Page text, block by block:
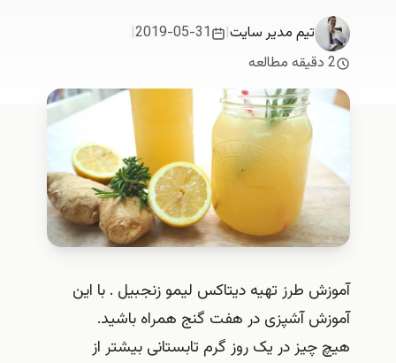
تیم مدیر سایت|
2019-05-31
|
2 دقیقه مطالعه
آموزش طرز تهیه دیتاکس لیمو زنجبیل . با این
آموزش آشپزی در هفت گنج همراه باشید.
هیچ چیز در یک روز گرم تابستانی بیشتر از